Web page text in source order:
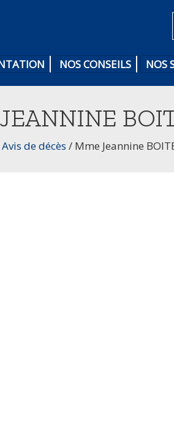
NOS CONSEILS NOS
Avis de décès / Mme Jeannine